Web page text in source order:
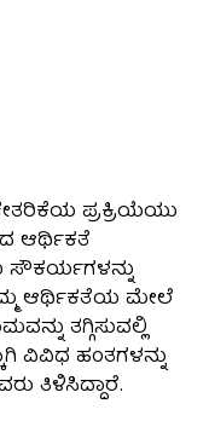
ಪ್ರಕ್ರಿಯೆಯು
ಆರ್ಥಿಕತೆ
ಸೌಕರ್ಯಗಳನ್ನು
ಆರ್ಥಿಕತೆಯ ಮೇಲೆ
ತಗ್ಗಿಸುವಲ್ಲಿ
ವಿವಿಧ ಹಂತಗಳನ್ನು
ತಿಳಿಸಿದ್ದಾರೆ.